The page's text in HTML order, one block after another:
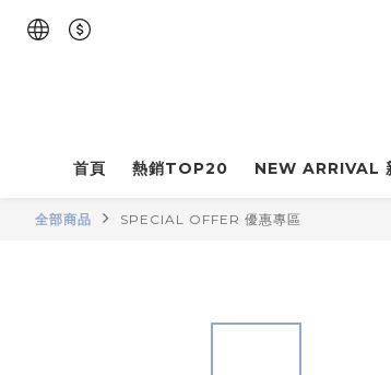
首頁 熱銷TOP20 NEW ARRIVAL
全部商品 SPECIAL OFFER 優惠專區